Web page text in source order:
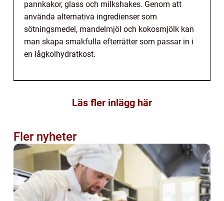
pannkakor, glass och milkshakes. Genom att
använda alternativa ingredienser som
sötningsmedel, mandelmjöl och kokosmjölk kan
man skapa smakfulla efterrätter som passar in i
en lågkolhydratkost.
Läs fler inlägg här
Fler nyheter